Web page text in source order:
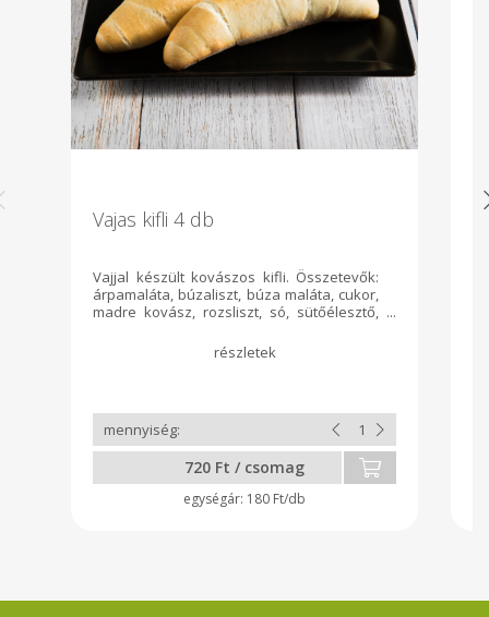
Vajas kifli 4 db
Vajjal készült kovászos kifli. Összetevők:
árpamaláta, búzaliszt, búza maláta, cukor,
madre kovász, rozsliszt, só, sütőélesztő,
720 Ft / csomag
180 Ft/db